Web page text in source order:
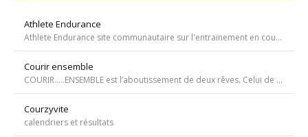
Athlete Endurance
Athlete Endurance site communautaire sur l'entrainement en course à pied
Courir ensemble
COURIR…..ENSEMBLE est l’aboutissement de deux rêves. Celui de Tiffany qui, malgré une tumeur à la jambe voulait participer à la course de l’Escalade et celui de Carole, animatrice bénévole de l’atelier de bricolage du service d’oncopédiatrie de l’Hôpital
Courzyvite
calendriers et résultats